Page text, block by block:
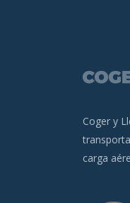
Coger y
carga